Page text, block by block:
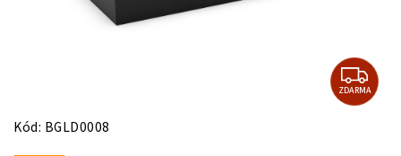
ZDARMA
Kód: BGLD0008